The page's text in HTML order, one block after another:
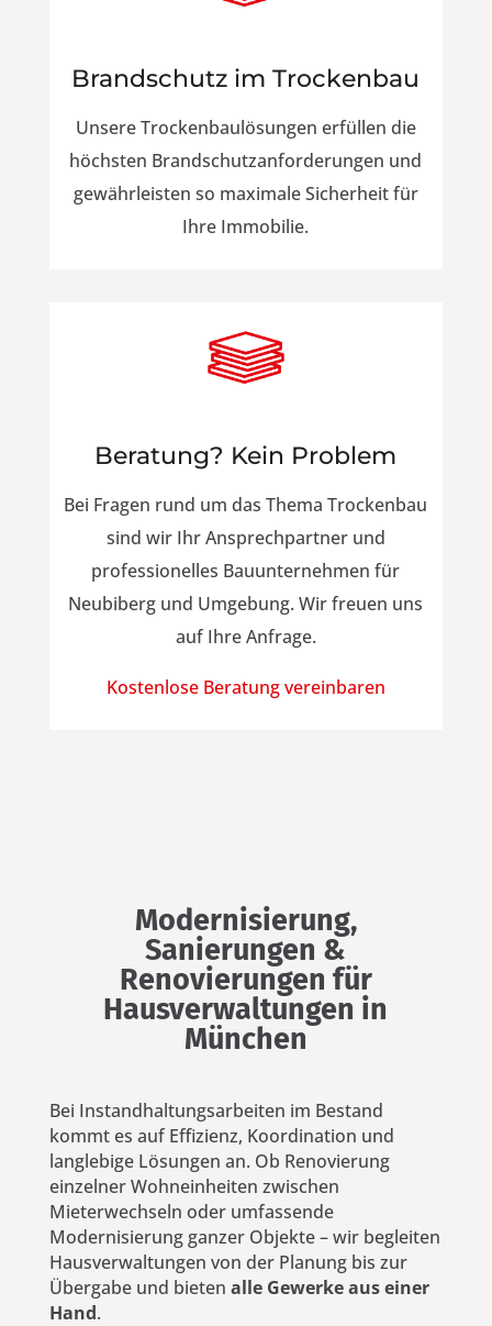
Brandschutz im Trockenbau
Unsere Trockenbaulösungen erfüllen die
höchsten Brandschutzanforderungen und
gewährleisten so maximale Sicherheit für
Ihre Immobilie.
Beratung? Kein Problem
Bei Fragen rund um das Thema Trockenbau
sind wir Ihr Ansprechpartner und
professionelles Bauunternehmen für
Neubiberg und Umgebung. Wir freuen uns
auf Ihre Anfrage.
Kostenlose Beratung vereinbaren
Modernisierung,
Sanierungen &
Renovierungen für
Hausverwaltungen in
München
Bei Instandhaltungsarbeiten im Bestand
kommt es auf Effizienz, Koordination und
langlebige Lösungen an. Ob Renovierung
einzelner Wohneinheiten zwischen
Mieterwechseln oder umfassende
Modernisierung ganzer Objekte – wir begleiten
Hausverwaltungen von der Planung bis zur
Übergabe und bieten alle Gewerke aus einer
Hand.